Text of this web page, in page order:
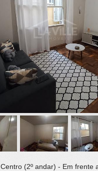
(2º andar) - Em frente